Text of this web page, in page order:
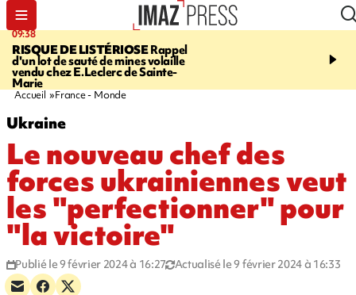
09:38
RISQUE DE LISTÉRIOSERappel
d'un lot de sauté de mines volaille
vendu chez E.Leclerc de Sainte-
Marie
08:37
braderie de l'océan
Accueil France - Monde
Ukraine
Le nouveau chef des
forces ukrainiennes veut
les "perfectionner" pour
"la victoire"
Publié le 9 février 2024 à 16:27 Actualisé le 9 février 2024 à 16:33